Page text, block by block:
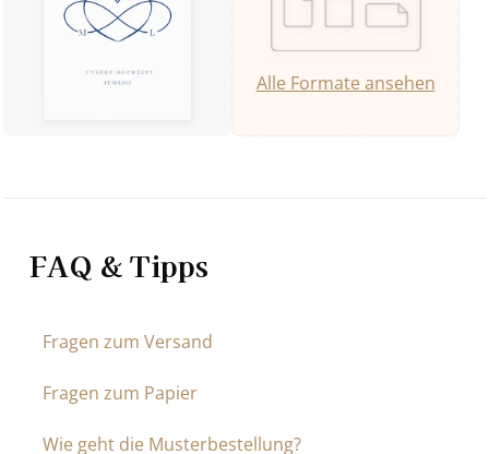
Alle Formate ansehen
FAQ & Tipps
Fragen zum Versand
Fragen zum Papier
Wie geht die Musterbestellung?